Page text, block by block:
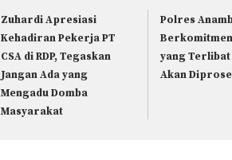
Zuhardi Apresiasi
Kehadiran Pekerja PT
CSA di RDP, Tegaskan
Jangan Ada yang
Mengadu Domba
Masyarakat
Polres
yang Terlibat
Akan